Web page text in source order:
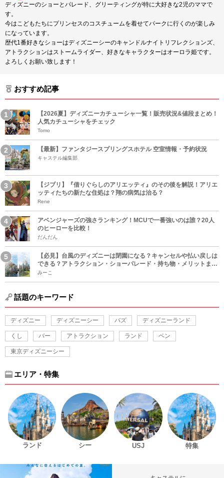
ディズニーのショーとパレード、グリーティングが特に大好きな2児のママで
す。
今はこどもたちにプリンセスのコスチュームを着せてパークに行くのが楽しみ
になっています。
歴代1番好きなショーはディズニーシーのキャンドルナイトリフレクションズ、
アトラクションはストームライダー、好きなキャラクターはオーロラ姫です。
よろしくお願い致します！
おすすめ記事
【2026夏】ディズニーカチューシャ一覧！販売状況&値段まとめ！
人気カチューシャをチェック
Tomo
【最新】ファンタジースプリングスホテル 空室情報・予約状況
キャステル編集部
【ジブリ】『借りぐらしのアリエッティ』のその後を解説！アリエ
ッティたちの新たな住処は？翔の病気は治る？
Rene
アベンジャーズの強さランキング！MCUで一番強いのは誰？20人
のヒーローを比較！
だんだん
【必見】台風のディズニーは閉園になる？キャンセルや払い戻しは
できる？アトラクション・ショーパレード・持ち物・メリットまと
め！
みーこ
話題のキーワード
ディズニー ディズニーシー バズ ディズニーランド
くし バー アトラクション ランド ペン
東京ディズニーシー
エリア・特集
ランド シー USJ 特集